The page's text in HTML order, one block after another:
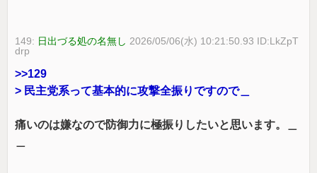
149: 日出づる処の名無し 2026/05/06(水) 10:21:50.93 ID:LkZpT
drp
>>129
> 民主党系って基本的に攻撃全振りですので＿
痛いのは嫌なので防御力に極振りしたいと思います。＿